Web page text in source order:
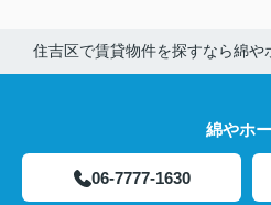
住吉区で賃貸物件を探すなら綿や
綿やホ
06-7777-1630